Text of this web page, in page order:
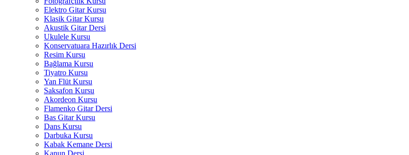
Elektro Gitar Kursu
Klasik Gitar Kursu
Akustik Gitar Dersi
Ukulele Kursu
Konservatuara Hazırlık Dersi
Resim Kursu
Bağlama Kursu
Tiyatro Kursu
Yan Flüt Kursu
Saksafon Kursu
Akordeon Kursu
Flamenko Gitar Dersi
Bas Gitar Kursu
Dans Kursu
Darbuka Kursu
Kabak Kemane Dersi
Kanun Dersi